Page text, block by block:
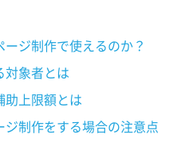
ジ制作で使えるのか？
対象者とは
助上限額とは
制作をする場合の注意点